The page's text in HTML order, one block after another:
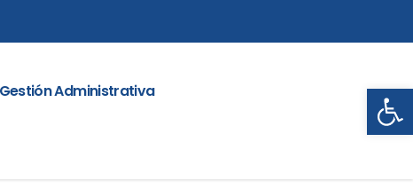
Gestión Administrativa